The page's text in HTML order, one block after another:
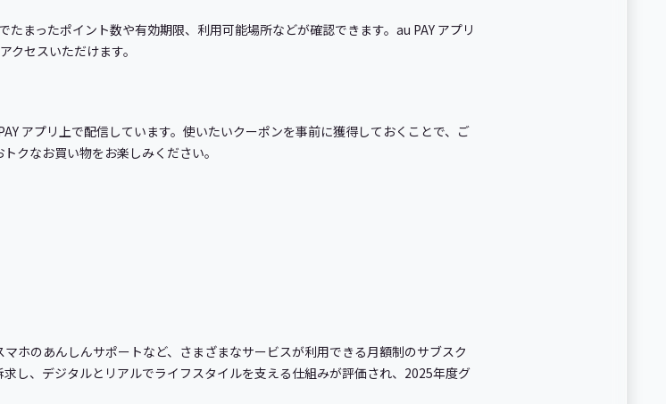
たまったポイント数や有効期限、利用可能場所などが確認できます。au PAY アプリ
クセスいただけます。
アプリ上で配信しています。使いたいクーポンを事前に獲得しておくことで、ご
クなお買い物をお楽しみください。
ホのあんしんサポートなど、さまざまなサービスが利用できる月額制のサブスク
し、デジタルとリアルでライフスタイルを支える仕組みが評価され、2025年度グ